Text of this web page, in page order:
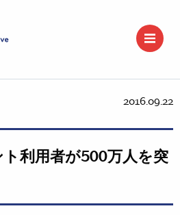
2016.09.22
利用者が500万人を突